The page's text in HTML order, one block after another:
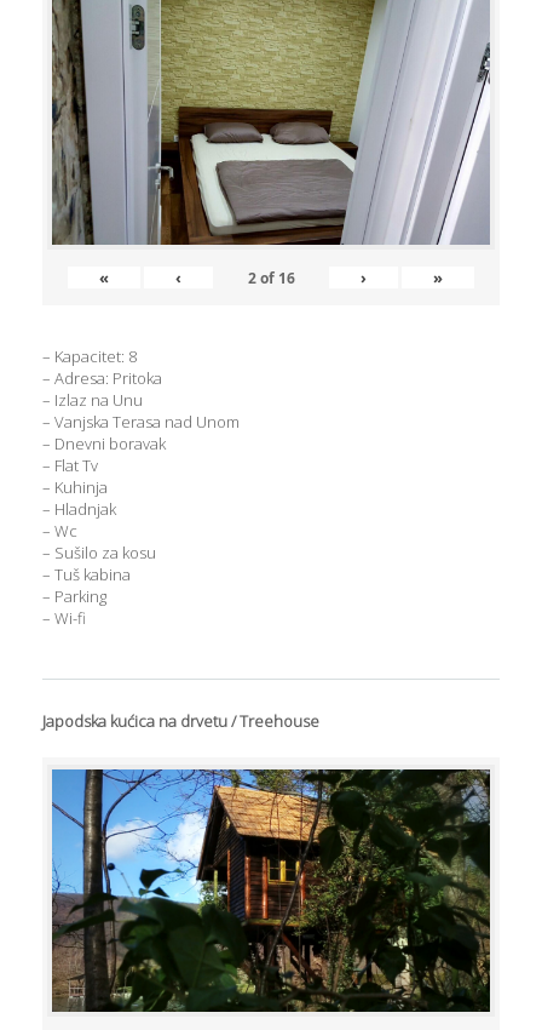
« ‹ 2of 16 › »
– Kapacitet: 8
– Adresa: Pritoka
– Izlaz na Unu
– Vanjska Terasa nad Unom
– Dnevni boravak
– Flat Tv
– Kuhinja
– Hladnjak
– Wc
– Sušilo za kosu
– Tuš kabina
– Parking
– Wi-fi
Japodska kućica na drvetu / Treehouse